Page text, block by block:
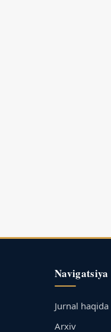
Navigatsiya
Jurnal haqida
Arxiv